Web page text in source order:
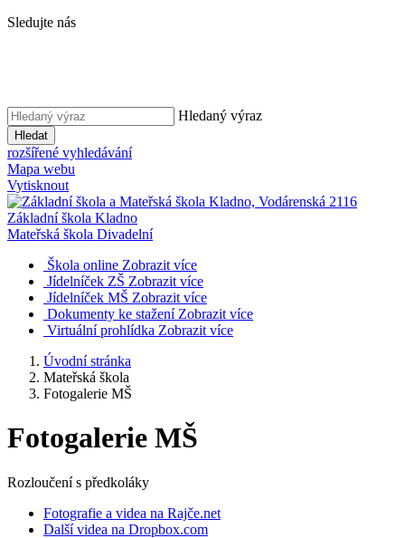
Sledujte nás
Hledaný výraz
Hledat
rozšířené vyhledávání
Mapa webu
Vytisknout
Základní škola Kladno
Mateřská škola Divadelní
Škola online Zobrazit více
Jídelníček ZŠ Zobrazit více
Jídelníček MŠ Zobrazit více
Dokumenty ke stažení Zobrazit více
Virtuální prohlídka Zobrazit více
Úvodní stránka
Mateřská škola
Fotogalerie MŠ
Fotogalerie MŠ
Rozloučení s předkoláky
Fotografie a videa na Rajče.net
Další videa na Dropbox.com